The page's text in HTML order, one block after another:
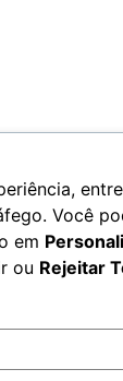
Você
em
ou Rejeitar